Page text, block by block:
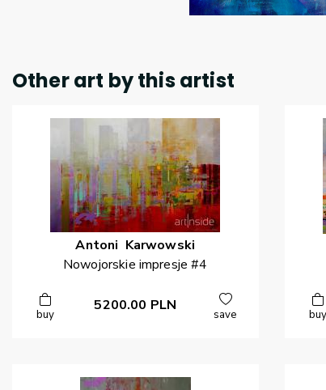
Other art by this artist
Antoni Karwowski
Nowojorskie impresje #4
buy
5200.00 PLN
save buy